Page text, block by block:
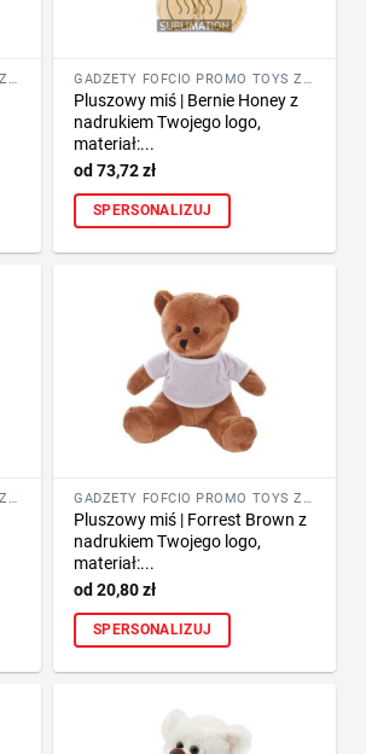
GADŻETY FOFCIO PROMO TOYS ZE ZNAKOWANIEM GADŻETY FOFCIO PROMO TOYS ZE ZNAKOWANIEM
Pluszowy miś | Bernie Honey z
nadrukiem Twojego logo,
materiał:...
73,72zł
SPERSONALIZUJ
GADŻETY FOFCIO PROMO TOYS ZE ZNAKOWANIEM GADŻETY FOFCIO PROMO TOYS ZE ZNAKOWANIEM
Pluszowy miś | Forrest Brown z
nadrukiem Twojego logo,
materiał:...
20,80zł
SPERSONALIZUJ